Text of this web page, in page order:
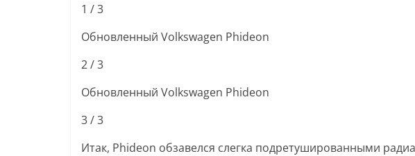
1 / 3
Обновленный Volkswagen Phideon
2/ 3
Обновленный Volkswagen Phideon
3/ 3
Итак, Phideon обзавелся слегка подретушированными